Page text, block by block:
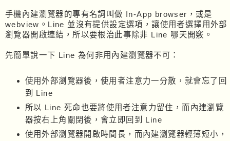
手機內建瀏覽器的專有名詞叫做 In-App browser，或是
webview。Line 並沒有提供設定選項，讓使用者選擇用外部
瀏覽器開啟連結，所以要根治此事除非 Line 哪天開竅。
先簡單說一下 Line 為何非用內建瀏覽器不可：
使用外部瀏覽器後，使用者注意力一分散，就會忘了回
到 Line
所以 Line 死命也要將使用者注意力留住，而內建瀏覽
器按右上角關閉後，會立即回到 Line
使用外部瀏覽器開啟時間長，而內建瀏覽器輕薄短小，